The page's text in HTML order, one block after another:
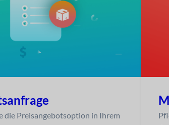
die Preisangebotsoption in Ihrem